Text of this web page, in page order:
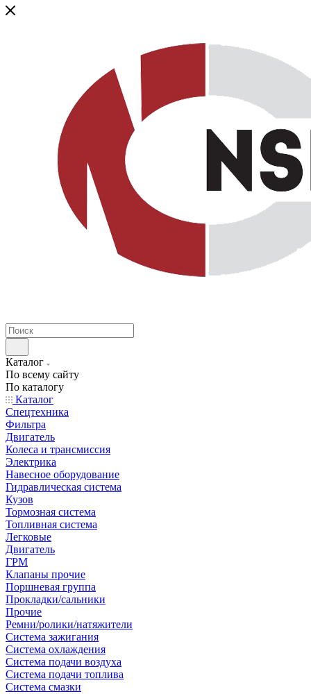
Каталог
По всему сайту
По каталогу
Каталог
Спецтехника
Фильтра
Двигатель
Колеса и трансмиссия
Электрика
Навесное оборудование
Гидравлическая система
Кузов
Тормозная система
Топливная система
Легковые
Двигатель
ГРМ
Клапаны прочие
Поршневая группа
Прокладки/сальники
Прочие
Ремни/ролики/натяжители
Система зажигания
Система охлаждения
Система подачи воздуха
Система подачи топлива
Система смазки